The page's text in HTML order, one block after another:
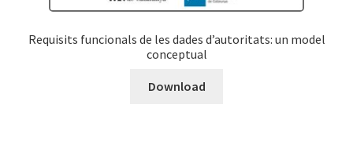
Requisits funcionals de les dades d’autoritats: un model
conceptual
Download